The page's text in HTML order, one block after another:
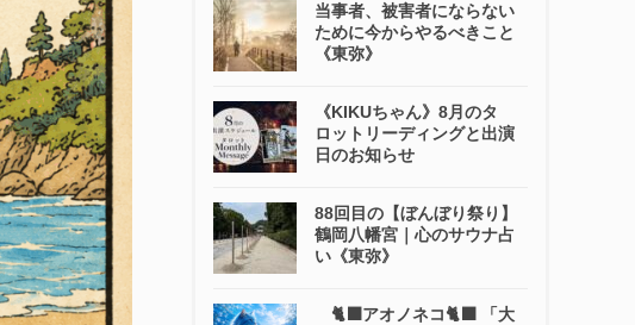
当事者、被害者にならない
ために今からやるべきこと
《東弥》
《KIKUちゃん》8月のタ
ロットリーディングと出演
日のお知らせ
88回目の【ぼんぼり祭り】
鶴岡八幡宮｜心のサウナ占
い《東弥》
🐈‍⬛アオノネコ🐈‍⬛ 「大